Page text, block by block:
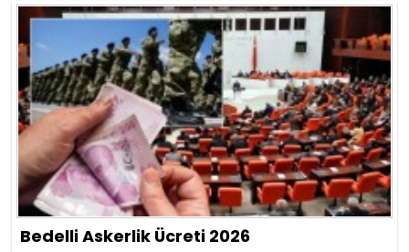
Bedelli Askerlik Ücreti 2026